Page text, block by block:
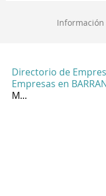
Directorio de
Empresas en
M...